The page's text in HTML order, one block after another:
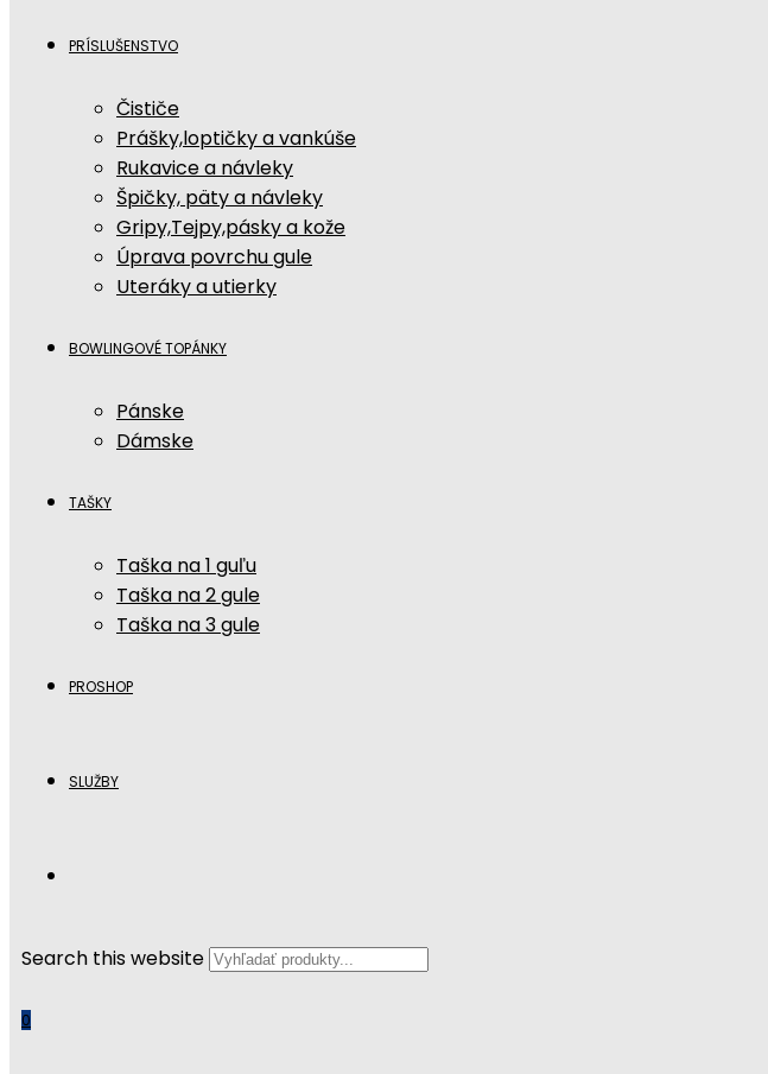
PRÍSLUŠENSTVO
Čističe
Prášky,loptičky a vankúše
Rukavice a návleky
Špičky, päty a návleky
Gripy,Tejpy,pásky a kože
Úprava povrchu gule
Uteráky a utierky
BOWLINGOVÉ TOPÁNKY
Pánske
Dámske
TAŠKY
Taška na 1 guľu
Taška na 2 gule
Taška na 3 gule
PROSHOP
SLUŽBY
Search this website
0